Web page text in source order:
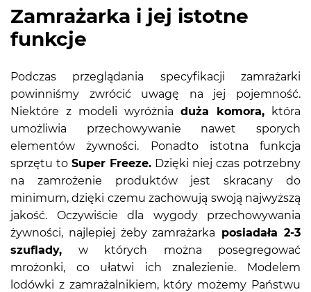
Zamrażarka i jej istotne
funkcje
Podczas przeglądania specyfikacji zamrażarki
powinniśmy zwrócić uwagę na jej pojemność.
Niektóre z modeli wyróżnia duża komora, która
umożliwia przechowywanie nawet sporych
elementów żywności. Ponadto istotna funkcja
sprzętu to Super Freeze. Dzięki niej czas potrzebny
na zamrożenie produktów jest skracany do
minimum, dzięki czemu zachowują swoją najwyższą
jakość. Oczywiście dla wygody przechowywania
żywności, najlepiej żeby zamrażarka posiadała 2-3
szuflady, w których można posegregować
mrożonki, co ułatwi ich znalezienie. Modelem
lodówki z zamrażalnikiem, który możemy Państwu